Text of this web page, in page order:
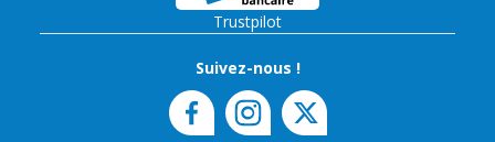
Trustpilot
Suivez-nous !